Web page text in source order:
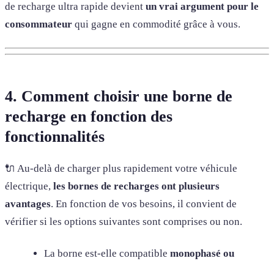
de recharge ultra rapide devient un vrai argument pour le
consommateur qui gagne en commodité grâce à vous.
4. Comment choisir une borne de
recharge en fonction des
fonctionnalités
🔌 Au-delà de charger plus rapidement votre véhicule
électrique, les bornes de recharges ont plusieurs
avantages. En fonction de vos besoins, il convient de
vérifier si les options suivantes sont comprises ou non.
La borne est-elle compatible monophasé ou